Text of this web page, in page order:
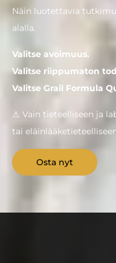
Näin luotettavia
alalla.
Valitse avoimuus.
Valitse riippumaton
Valitse Grail Formula
⚠ Vain tieteelliseen ja
tai
Osta nyt